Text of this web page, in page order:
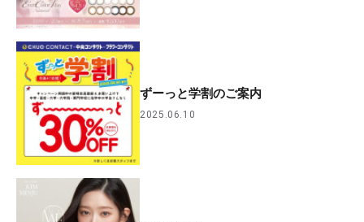
ずーっと学割のご案内
2025.06.10